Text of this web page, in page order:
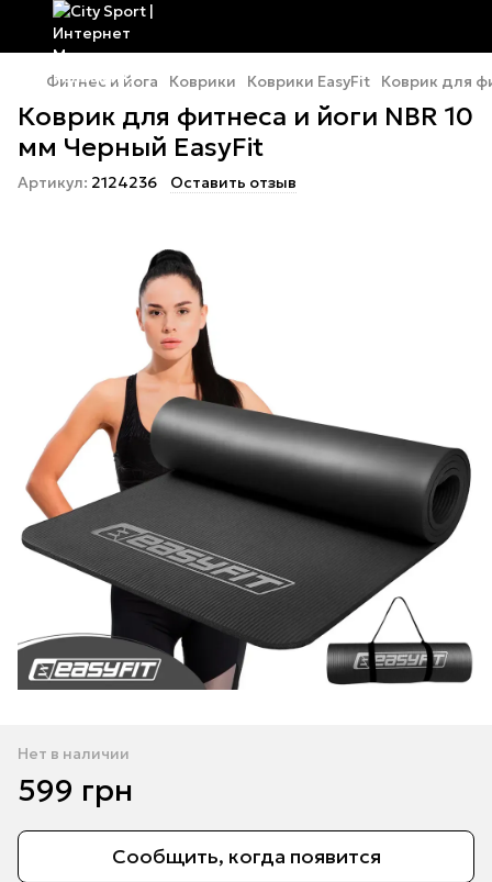
Фитнес и йога Коврики Коврики EasyFit Коврик для
Коврик для фитнеса и йоги NBR 10
мм Черный EasyFit
Артикул: 2124236 Оставить отзыв
Нет в наличии
599 грн
Сообщить, когда появится